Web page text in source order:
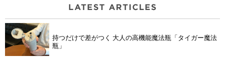
持つだけで差がつく 大人の高機能魔法瓶「タイガー魔法
瓶」